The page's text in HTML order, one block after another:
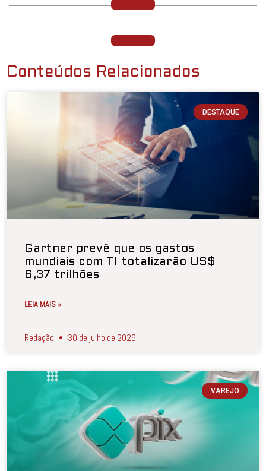
Conteúdos Relacionados
DESTAQUE
Gartner prevê que os gastos
mundiais com TI totalizarão US$
6,37 trilhões
LEIA MAIS »
Redação 30 de julho de 2026
VAREJO